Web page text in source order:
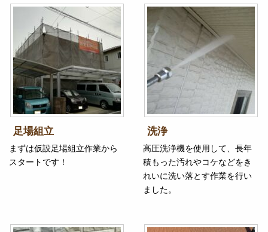
足場組立
まずは仮設足場組立作業から
スタートです！
洗浄
高圧洗浄機を使用して、長年
積もった汚れやコケなどをき
れいに洗い落とす作業を行い
ました。